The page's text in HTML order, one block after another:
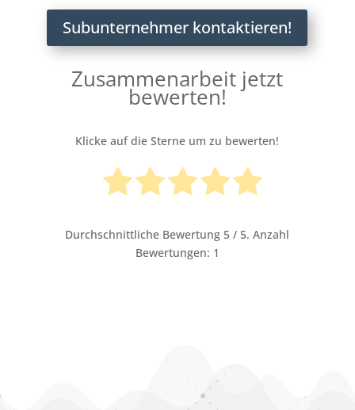
Subunternehmer kontaktieren!
Zusammenarbeit jetzt
bewerten!
Klicke auf die Sterne um zu bewerten!
Durchschnittliche Bewertung 5 / 5. Anzahl
Bewertungen: 1